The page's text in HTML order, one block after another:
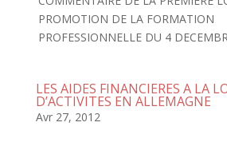
PROMOTION DE LA FORMATION
PROFESSIONNELLE DU 4
LES AIDES FINANCIERES A LA
D’ACTIVITES EN ALLEMAGNE
Avr 27, 2012